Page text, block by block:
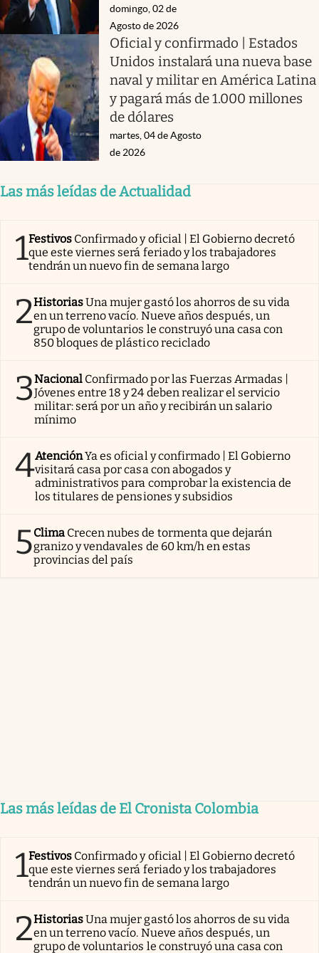
domingo, 02 de
Agosto de 2026
Oficial y confirmado | Estados
Unidos instalará una nueva base
naval y militar en América Latina
y pagará más de 1.000 millones
de dólares
martes, 04 de Agosto
de 2026
Las más leídas de Actualidad
1Festivos Confirmado y oficial | El Gobierno decretó
que este viernes será feriado y los trabajadores
tendrán un nuevo fin de semana largo
2HistoriasUna mujer gastó los ahorros de su vida
en un terreno vacío. Nueve años después, un
grupo de voluntarios le construyó una casa con
850 bloques de plástico reciclado
3Nacional Confirmado por las Fuerzas Armadas |
Jóvenes entre 18 y 24 deben realizar el servicio
militar: será por un año y recibirán un salario
mínimo
4AtenciónYa es oficial y confirmado | El Gobierno
visitará casa por casa con abogados y
administrativos para comprobar la existencia de
los titulares de pensiones y subsidios
5Clima Crecen nubes de tormenta que dejarán
granizo y vendavales de 60 km/h en estas
provincias del país
Las más leídas de El Cronista Colombia
1Festivos Confirmado y oficial | El Gobierno decretó
que este viernes será feriado y los trabajadores
tendrán un nuevo fin de semana largo
2HistoriasUna mujer gastó los ahorros de su vida
en un terreno vacío. Nueve años después, un
grupo de voluntarios le construyó una casa con